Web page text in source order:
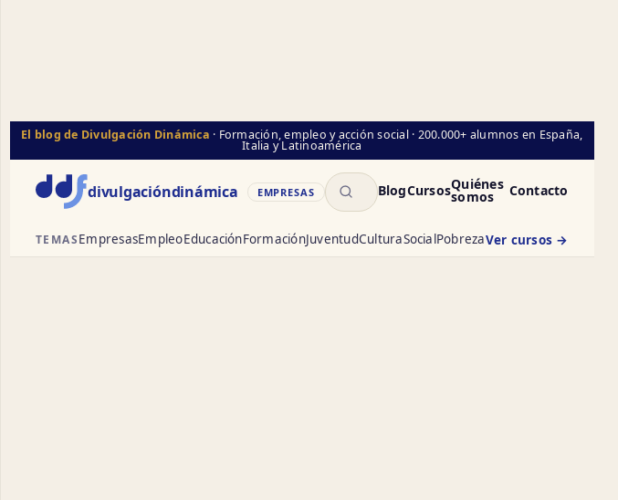
El blog de Divulgación Dinámica · Formación, empleo y acción social · 200.000+ alumnos en España,
Italia y Latinoamérica
divulgacióndinámica EMPRESAS
Buscar
BlogCursosQuiénes
somos Contacto
TEMASEmpresasEmpleoEducaciónFormaciónJuventudCulturaSocialPobrezaVer cursos →